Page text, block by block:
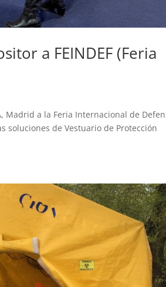
a FEINDEF (Feria
Madrid a la Feria Internacional de
soluciones de Vestuario de Protección